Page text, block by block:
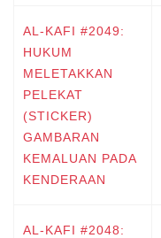
AL-KAFI #2049:
HUKUM
MELETAKKAN
PELEKAT
(STICKER)
GAMBARAN
KEMALUAN PADA
KENDERAAN
AL-KAFI #2048: